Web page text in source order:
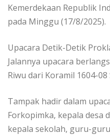
Kemerdekaan Republik
pada Minggu (17/8/2025).
Upacara Detik-Detik
Jalannya upacara
Riwu dari Koramil 1604-08
Tampak hadir dalam
Forkopimka, kepala desa
kepala sekolah, guru-